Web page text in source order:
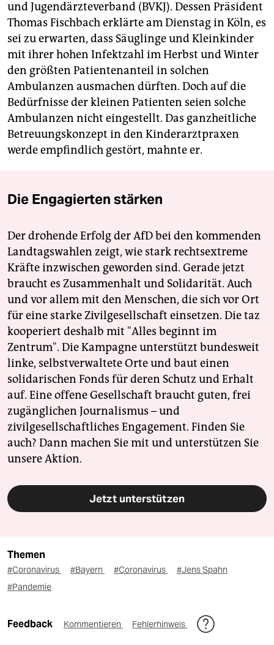
und Jugendärzteverband (BVKJ). Dessen Präsident
Thomas Fischbach erklärte am Dienstag in Köln, es
sei zu erwarten, dass Säuglinge und Kleinkinder
mit ihrer hohen Infektzahl im Herbst und Winter
den größten Patientenanteil in solchen
Ambulanzen ausmachen dürften. Doch auf die
Bedürfnisse der kleinen Patienten seien solche
Ambulanzen nicht eingestellt. Das ganzheitliche
Betreuungskonzept in den Kinderarztpraxen
werde empfindlich gestört, mahnte er.
Die Engagierten stärken
Der drohende Erfolg der AfD bei den kommenden
Landtagswahlen zeigt, wie stark rechtsextreme
Kräfte inzwischen geworden sind. Gerade jetzt
braucht es Zusammenhalt und Solidarität. Auch
und vor allem mit den Menschen, die sich vor Ort
für eine starke Zivilgesellschaft einsetzen. Die taz
kooperiert deshalb mit "Alles beginnt im
Zentrum". Die Kampagne unterstützt bundesweit
linke, selbstverwaltete Orte und baut einen
solidarischen Fonds für deren Schutz und Erhalt
auf. Eine offene Gesellschaft braucht guten, frei
zugänglichen Journalismus – und
zivilgesellschaftliches Engagement. Finden Sie
auch? Dann machen Sie mit und unterstützen Sie
unsere Aktion.
Jetzt unterstützen
Themen
#Coronavirus #Bayern #Coronavirus
#Jens Spahn
#Pandemie
Feedback Kommentieren Fehlerhinweis